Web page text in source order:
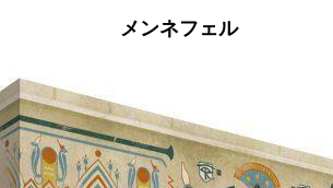
メンネフェル